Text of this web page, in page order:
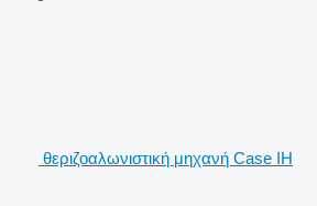
θεριζοαλωνιστική μηχανή Case IH